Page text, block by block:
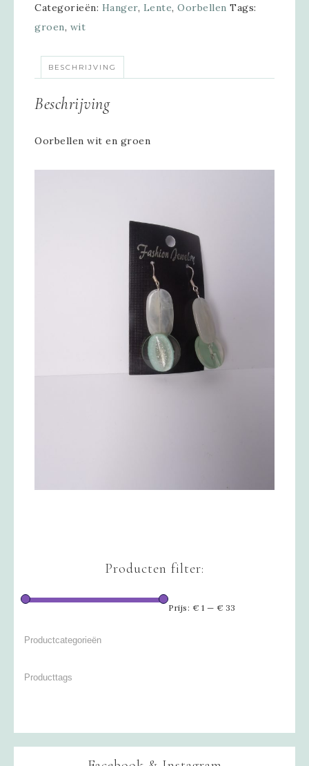
Categorieën: Hanger, Lente, Oorbellen Tags:
groen, wit
BESCHRIJVING
Beschrijving
Oorbellen wit en groen
Producten filter:
Prijs: € 1 — € 33